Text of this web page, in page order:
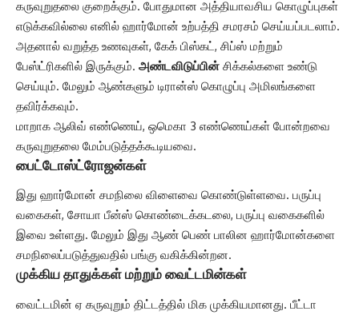
கருவுறுதலை குறைக்கும். போதுமான அத்தியாவசிய கொழுப்புகள்
எடுக்கவில்லை எனில் ஹார்மோன் உற்பத்தி சமரசம் செய்யப்படலாம்.
அதனால் வறுத்த உணவுகள், கேக் பிஸ்கட், சிப்ஸ் மற்றும்
பேஸ்ட்ரிகளில் இருக்கும். அண்டவிடுப்பின் சிக்கல்களை உண்டு
செய்யும். மேலும் ஆண்களும் டிரான்ஸ் கொழுப்பு அமிலங்களை
தவிர்க்கவும்.
மாறாக ஆலிவ் எண்ணெய், ஒமெகா 3 எண்ணெய்கள் போன்றவை
கருவுறுதலை மேம்படுத்தக்கூடியவை.
பைட்டோஸ்ட்ரோஜன்கள்
இது ஹார்மோன் சமநிலை விளைவை கொண்டுள்ளவை. பருப்பு
வகைகள், சோயா பீன்ஸ் கொண்டைக்கடலை, பருப்பு வகைகளில்
இவை உள்ளது. மேலும் இது ஆண் பெண் பாலின ஹார்மோன்களை
சமநிலைப்படுத்துவதில் பங்கு வகிக்கின்றன.
முக்கிய தாதுக்கள் மற்றும் வைட்டமின்கள்
வைட்டமின் ஏ கருவுறும் திட்டத்தில் மிக முக்கியமானது. பீட்டா